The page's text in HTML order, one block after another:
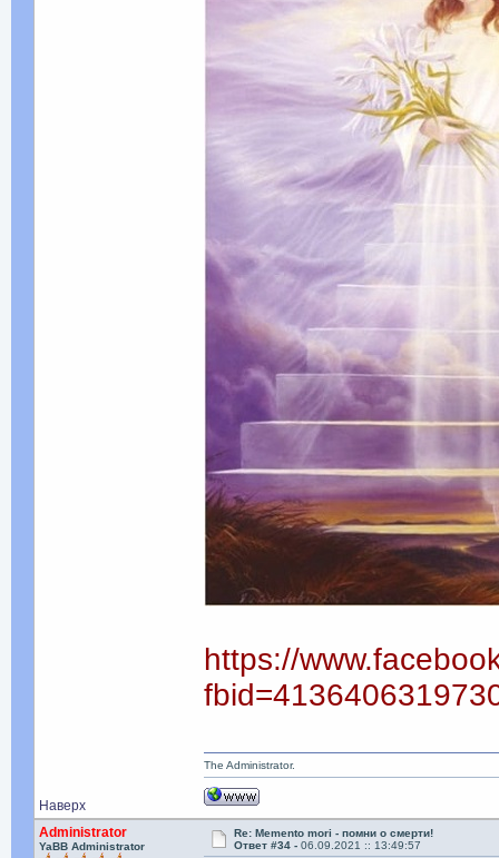
https://
Наверх
The Administrator.
Administrator
YaBB Administrator
Re: Memento mori - помни о смерти!
Ответ #34 -06.09.2021 :: 13:49:57